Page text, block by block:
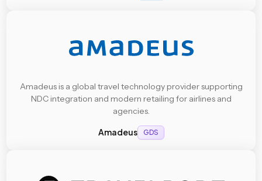
Amadeus is a global travel technology provider supporting
NDC integration and modern retailing for airlines and
agencies.
Amadeus GDS